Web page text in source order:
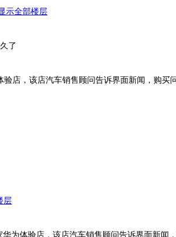
示全部楼层
了
店，该店汽车销售顾问告诉界面新闻，购
层
为体验店，该店汽车销售顾问告诉界面新闻